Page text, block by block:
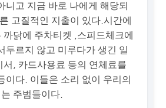
니고 지금 바로 나에게 해당되
고질적인 지출이 있다.시간에
까닭에 주차티켓 ,스피드체크에
두르지 않고 미루다가 생긴 일
서, 카드사용료 등의 연체료를
이다. 이들은 소리 없이 우리의
주범들이다.